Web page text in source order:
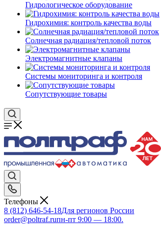
Гидрологическое оборудование
Гидрохимия: контроль качества воды
Солнечная радиация/тепловой поток
Электромагнитные клапаны
Системы мониторинга и контроля
Сопутствующие товары
Телефоны
8 (812) 646-54-18Для регионов России
order@poltraf.ruпн-пт 9:00 — 18:00.